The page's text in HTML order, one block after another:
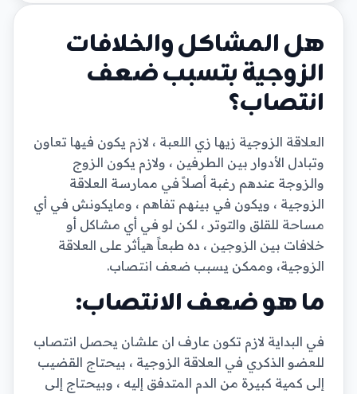
هل المشاكل والخلافات
الزوجية بتسبب ضعف
انتصاب؟
العلاقة الزوجية زيها زي اللعبة ، لازم يكون فيها تعاون
وتبادل الأدوار بين الطرفين ، ولازم يكون الزوج
والزوجة عندهم رغبة أصلاً في ممارسة العلاقة
الزوجية ، ويكون في بينهم تفاهم ، ومايكونش في أي
مساحة للقلق والتوتر ، لكن لو في أي مشاكل أو
خلافات بين الزوجين ، ده طبعاً هيأثر على العلاقة
الزوجية، وممكن يسبب ضعف انتصاب.
ما هو ضعف الانتصاب:
في البداية لازم تكون عارف ان علشان يحصل انتصاب
للعضو الذكري في العلاقة الزوجية ، بيحتاج القضيب
إلى كمية كبيرة من الدم المتدفق إليه ، وبيحتاج إلى